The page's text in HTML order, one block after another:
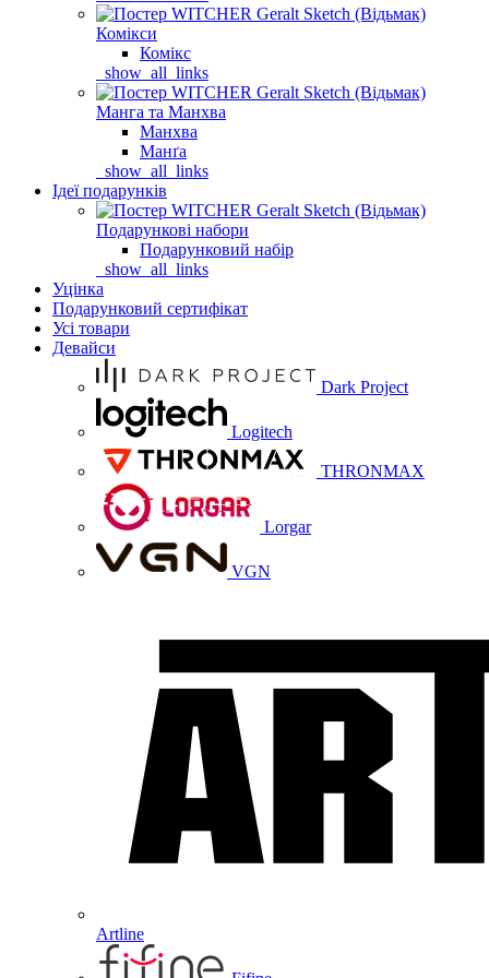
Комікси
Комікс
_show_all_links
Манга та Манхва
Манхва
Манґа
_show_all_links
Ідеї подарунків
Подарункові набори
Подарунковий набір
_show_all_links
Уцінка
Подарунковий сертифікат
Усі товари
Девайси
Dark Project
Logitech
THRONMAX
Lorgar
VGN
Artline